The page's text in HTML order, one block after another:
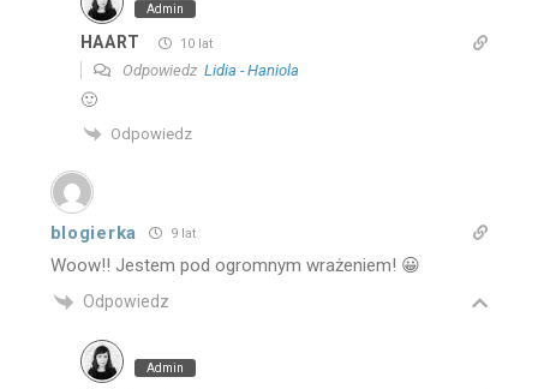
Admin
HAART 10 lat
Odpowiedz Lidia - Haniola
🙂
Odpowiedz
blogierka 9 lat
Woow!! Jestem pod ogromnym wrażeniem! 😀
Odpowiedz
Admin